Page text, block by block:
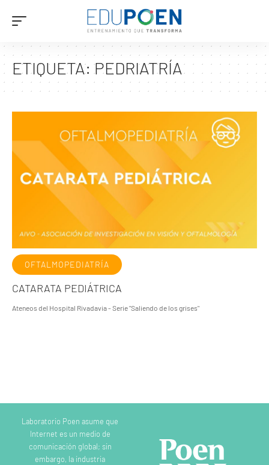
ETIQUETA:PEDRIATRÍA
OFTALMOPEDIATRÍA
CATARATA PEDIÁTRICA
Ateneos del Hospital Rivadavia - Serie "Saliendo de los grises"
Laboratorio Poen asume que
Internet es un medio de
comunicación global; sin
embargo, la industria